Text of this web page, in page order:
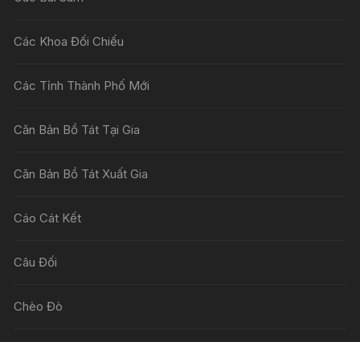
Các Khoa Đối Chiếu
Các Tỉnh Thành Phố Mới
Căn Bản Bồ Tát Tại Gia
Căn Bản Bồ Tát Xuất Gia
Cáo Cát Kết
Câu Đối
Chèo Đò